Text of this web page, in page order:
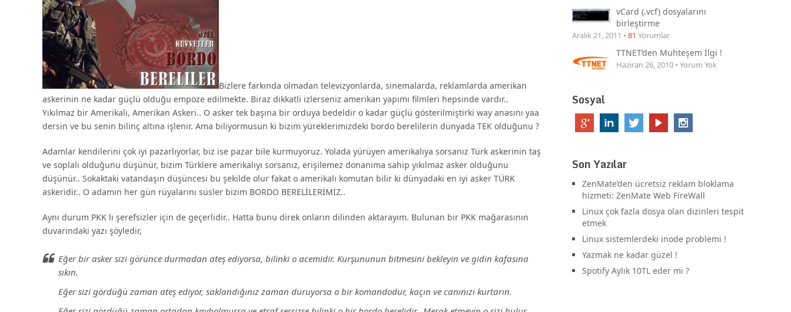
Bizlere farkında olmadan televizyonlarda, sinemalarda, reklamlarda amerikan
askerinin ne kadar güçlü olduğu empoze edilmekte. Biraz dikkatli izlerseniz amerikan yapımı filmleri hepsinde vardır..
Yıkılmaz bir Amerikalı, Amerikan Askeri.. O asker tek başına bir orduya bedeldir o kadar güçlü gösterilmiştirki way anasını yaa
dersin ve bu senin bilinç altına işlenir. Ama biliyormusun ki bizim yüreklerimizdeki bordo berelilerin dünyada TEK olduğunu ?
Adamlar kendilerini çok iyi pazarlıyorlar, biz ise pazar bile kurmuyoruz. Yolada yürüyen amerikalıya sorsanız Türk askerinin taş
ve soplalı olduğunu düşünür, bizim Türklere amerikalıyı sorsanız, erişilemez donanıma sahip yıkılmaz asker olduğunu
düşünür.. Sokaktaki vatandaşın düşüncesi bu şekilde olur fakat o amerikalı komutan bilir ki dünyadaki en iyi asker TÜRK
askeridir.. O adamın her gün rüyalarını süsler bizim BORDO BERELİLERİMİZ..
Aynı durum PKK lı şerefsizler için de geçerlidir.. Hatta bunu direk onların dilinden aktarayım. Bulunan bir PKK mağarasının
duvarındaki yazı şöyledir,
Eğer bir asker sizi görünce durmadan ateş ediyorsa, bilinki o acemidir. Kurşununun bitmesini bekleyin ve gidin kafasına
sıkın.
Eğer sizi gördüğü zaman ateş ediyor, saklandığınız zaman duruyorsa o bir komandodur, kaçın ve canınızı kurtarın.
vCard (.vcf) dosyalarını
birleştirme
Aralık 21, 2011 • 81 Yorumlar
TTNET’den Muhteşem İlgi !
Haziran 26, 2010 • Yorum Yok
Sosyal
Son Yazılar
ZenMate’den ücretsiz reklam bloklama
hizmeti: ZenMate Web FireWall
Linux çok fazla dosya olan dizinleri tespit
etmek
Linux sistemlerdeki inode problemi !
Yazmak ne kadar güzel !
Spotify Aylık 10TL eder mi ?